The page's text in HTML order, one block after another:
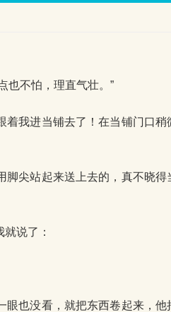
不怕，理直气壮。”
我进当铺去了！在当铺门口稍
尖站起来送上去的，真不晓得
说了：
也没看，就把东西卷起来，他